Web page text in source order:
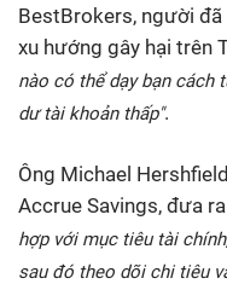
BestBrokers, người
xu hướng gây hại trên
nào có thể dạy bạn cách
dư tài khoản thấp".
Ông Michael
Accrue Savings, đưa
hợp với mục tiêu tài
sau đó theo dõi chi tiêu